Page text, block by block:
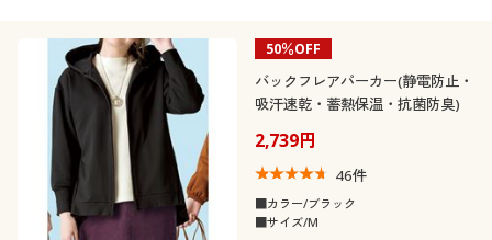
50％OFF
バックフレアパーカー(静電防止・
吸汗速乾・蓄熱保温・抗菌防臭)
2,739円
46件
■カラー/ブラック
■サイズ/M